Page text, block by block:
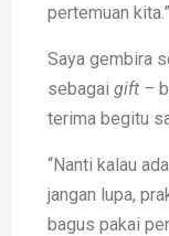
pertemuan kita.”
Saya gembira
sebagai gift –
terima begitu
“Nanti kalau
jangan lupa,
bagus pakai